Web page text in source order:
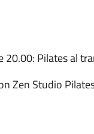
20.00: Pilates al
Zen Studio